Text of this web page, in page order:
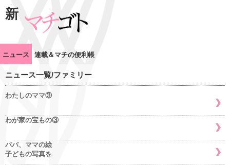
新
ニュース 連載＆マチの便利帳
ニュース一覧/ファミリー
わたしのママ③
わが家の宝もの③
パパ、ママの絵
子どもの写真を